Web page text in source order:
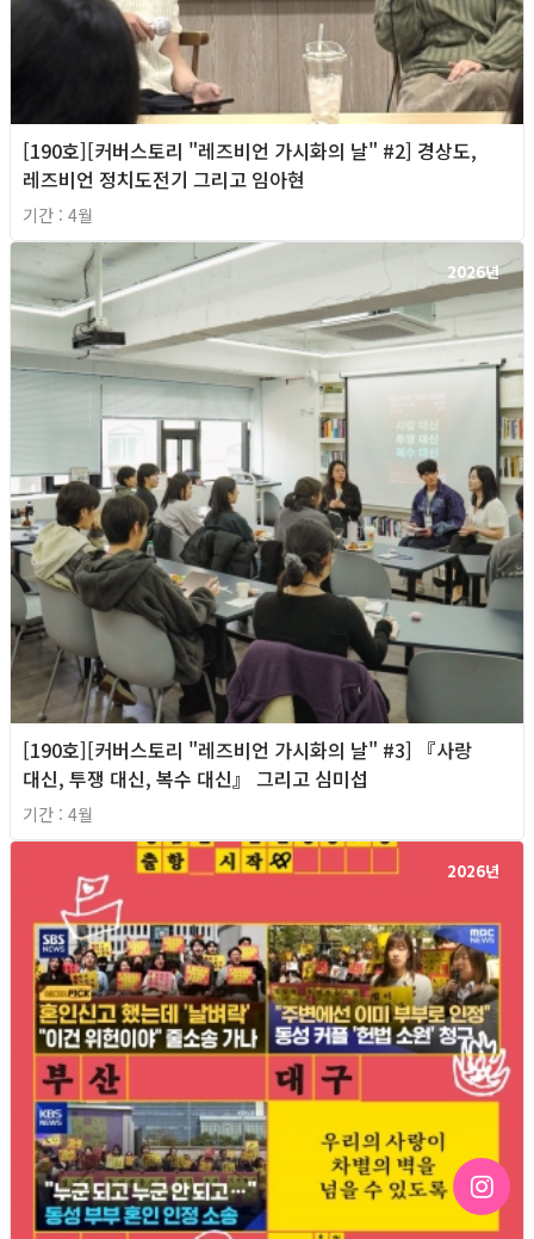
[190호][커버스토리 "레즈비언 가시화의 날" #2] 경상도,
레즈비언 정치도전기 그리고 임아현
기간 : 4월
2026년
[190호][커버스토리 "레즈비언 가시화의 날" #3] 『사랑
대신, 투쟁 대신, 복수 대신』 그리고 심미섭
기간 : 4월
2026년